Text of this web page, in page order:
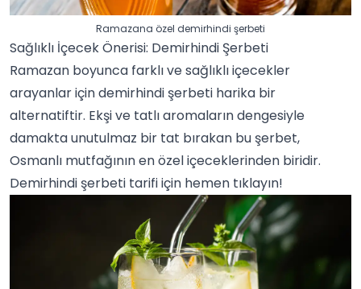
Ramazana özel demirhindi şerbeti
Sağlıklı İçecek Önerisi: Demirhindi Şerbeti
Ramazan boyunca farklı ve sağlıklı içecekler
arayanlar için demirhindi şerbeti harika bir
alternatiftir. Ekşi ve tatlı aromaların dengesiyle
damakta unutulmaz bir tat bırakan bu şerbet,
Osmanlı mutfağının en özel içeceklerinden biridir.
Demirhindi şerbeti tarifiiçin hemen tıklayın!